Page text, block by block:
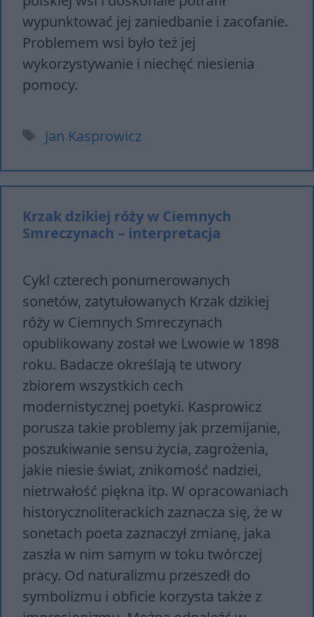
wypunktować jej zaniedbanie i zacofanie.
Problemem wsi było też jej
wykorzystywanie i niechęć niesienia
pomocy.
Tagi
Jan Kasprowicz
Krzak dzikiej róży w Ciemnych
Smreczynach – interpretacja
Cykl czterech ponumerowanych
sonetów, zatytułowanych Krzak dzikiej
róży w Ciemnych Smreczynach
opublikowany został we Lwowie w 1898
roku. Badacze określają te utwory
zbiorem wszystkich cech
modernistycznej poetyki. Kasprowicz
porusza takie problemy jak przemijanie,
poszukiwanie sensu życia, zagrożenia,
jakie niesie świat, znikomość nadziei,
nietrwałość piękna itp. W opracowaniach
historycznoliterackich zaznacza się, że w
sonetach poeta zaznaczył zmianę, jaka
zaszła w nim samym w toku twórczej
pracy. Od naturalizmu przeszedł do
symbolizmu i obficie korzysta także z